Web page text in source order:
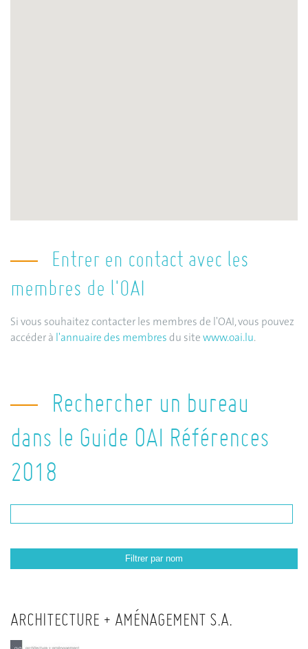
Entrer en contact avec les
membres de l'OAI
Si vous souhaitez contacter les membres de l'OAI, vous pouvez
accéder à l'annuaire des membres du site www.oai.lu.
Rechercher un bureau
dans le Guide OAI Références
2018
ARCHITECTURE + AMÉNAGEMENT S.A.